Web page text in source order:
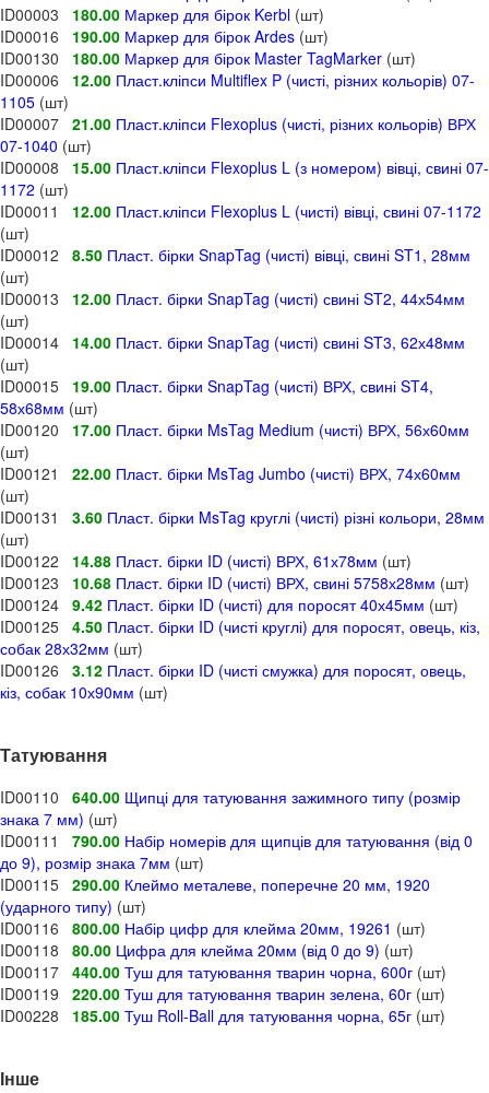
ID00003 180.00 Маркер для бірок Kerbl (шт)
ID00016 190.00 Маркер для бірок Ardes (шт)
ID00130 180.00 Маркер для бірок Master TagMarker (шт)
ID00006 12.00 Пласт.кліпси Multiflex P (чисті, різних кольорів) 07-
1105 (шт)
ID00007 21.00 Пласт.кліпси Flexoplus (чисті, різних кольорів) ВРХ
07-1040 (шт)
ID00008 15.00 Пласт.кліпси Flexoplus L (з номером) вівці, свині 07-
1172 (шт)
ID00011 12.00 Пласт.кліпси Flexoplus L (чисті) вівці, свині 07-1172
(шт)
ID00012 8.50 Пласт. бірки SnapTag (чисті) вівці, свині ST1, 28мм
(шт)
ID00013 12.00 Пласт. бірки SnapTag (чисті) свині ST2, 44х54мм
(шт)
ID00014 14.00 Пласт. бірки SnapTag (чисті) свині ST3, 62х48мм
(шт)
ID00015 19.00 Пласт. бірки SnapTag (чисті) ВРХ, свині ST4,
58х68мм (шт)
ID00120 17.00 Пласт. бірки MsTag Medium (чисті) ВРХ, 56х60мм
(шт)
ID00121 22.00 Пласт. бірки MsTag Jumbo (чисті) ВРХ, 74х60мм
(шт)
ID00131 3.60 Пласт. бірки MsTag круглі (чисті) різні кольори, 28мм
(шт)
ID00122 14.88 Пласт. бірки ID (чисті) ВРХ, 61х78мм (шт)
ID00123 10.68 Пласт. бірки ID (чисті) ВРХ, свині 5758х28мм (шт)
ID00124 9.42 Пласт. бірки ID (чисті) для поросят 40х45мм (шт)
ID00125 4.50 Пласт. бірки ID (чисті круглі) для поросят, овець, кіз,
собак 28х32мм (шт)
ID00126 3.12 Пласт. бірки ID (чисті смужка) для поросят, овець,
кіз, собак 10х90мм (шт)
Татуювання
ID00110 640.00 Щипці для татуювання зажимного типу (розмір
знака 7 мм) (шт)
ID00111 790.00 Набір номерів для щипців для татуювання (від 0
до 9), розмір знака 7мм (шт)
ID00115 290.00 Клеймо металеве, поперечне 20 мм, 1920
(ударного типу) (шт)
ID00116 800.00 Набір цифр для клейма 20мм, 19261 (шт)
ID00118 80.00 Цифра для клейма 20мм (від 0 до 9) (шт)
ID00117 440.00 Туш для татуювання тварин чорна, 600г (шт)
ID00119 220.00 Туш для татуювання тварин зелена, 60г (шт)
ID00228 185.00 Туш Roll-Ball для татуювання чорна, 65г (шт)
Інше